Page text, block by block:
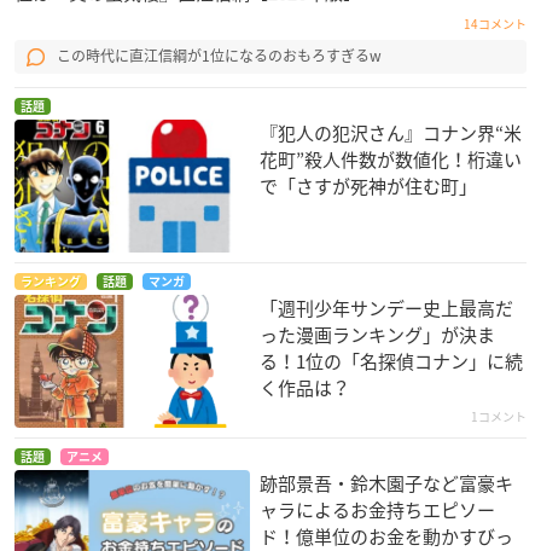
14コメント
この時代に直江信綱が1位になるのおもろすぎるw
話題
『犯人の犯沢さん』コナン界“米
花町”殺人件数が数値化！桁違い
で「さすが死神が住む町」
ランキング 話題 マンガ
「週刊少年サンデー史上最高だ
った漫画ランキング」が決ま
る！1位の「名探偵コナン」に続
く作品は？
1コメント
話題 アニメ
跡部景吾・鈴木園子など富豪キ
ャラによるお金持ちエピソー
ド！億単位のお金を動かすびっ